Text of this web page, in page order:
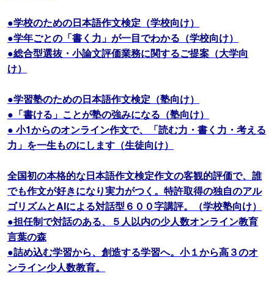
●学校のための日本語作文検定（学校向け）
●学年ごとの「書く力」が一目でわかる（学校向け）
●総合型選抜・小論文評価業務に関するご提案（大学向
け）
●学習塾のための日本語作文検定（塾向け）
●「書ける」ことが塾の強みになる（塾向け）
● 小1からのオンライン作文で、「読む力・書く力・考える
力」を一生ものにします（生徒向け）
全国初の本格的な日本語作文検定作文の客観的評価で、誰
でも作文が好きになり実力がつく。特許取得の独自のアル
ゴリズムとAIによる対話型６００字講評。（学校塾向け）
●担任制で対話のある、５人以内の少人数オンライン教育
言葉の森
●詰め込む学習から、創造する学習へ。小１から高３のオ
ンライン少人数教育。